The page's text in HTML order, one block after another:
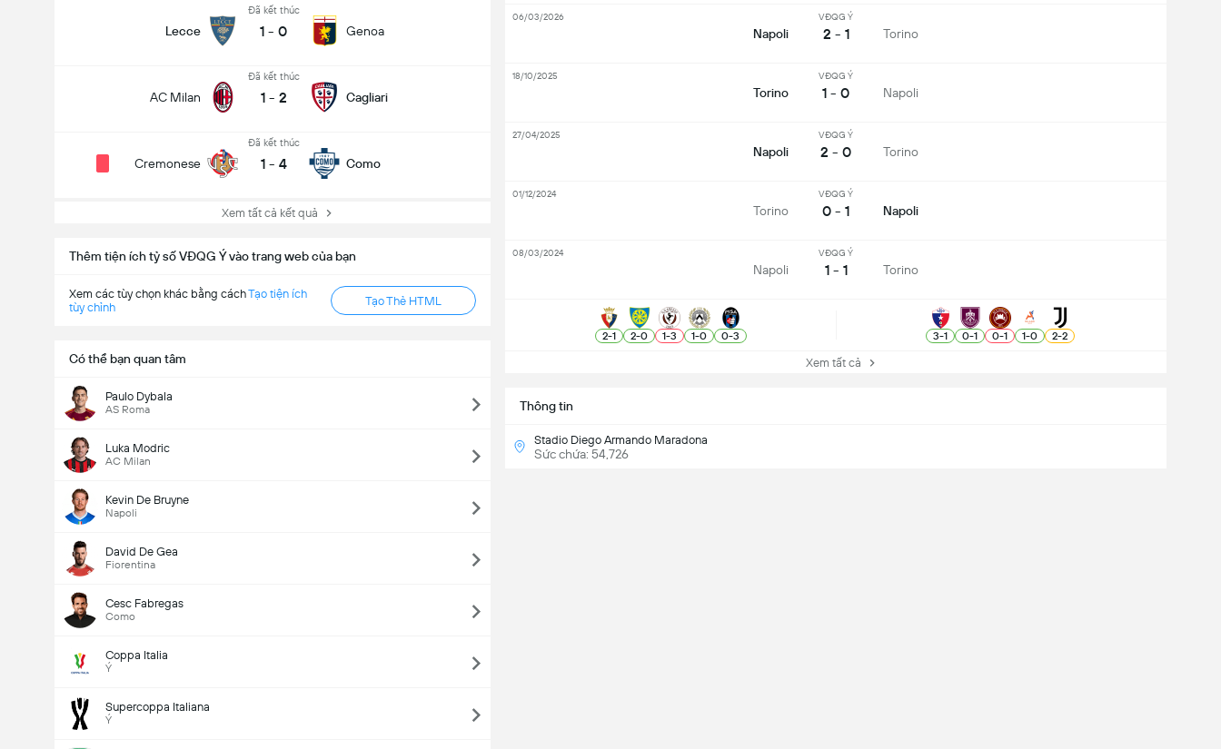
Lecce
Đã kết thúc
1 - 0 Genoa
AC Milan
Đã kết thúc
1 - 2 Cagliari
Cremonese
Đã kết thúc
1 - 4 Como
Xem tất cả kết quả
Thêm tiện ích tỷ số VĐQG Ý vào trang web của bạn
Xem các tùy chọn khác bằng cáchTạo tiện ích
tùy chỉnh
Tạo Thẻ HTML
Có thể bạn quan tâm
Paulo Dybala
AS Roma
Luka Modric
AC Milan
Kevin De Bruyne
Napoli
David De Gea
Fiorentina
Cesc Fabregas
Como
Coppa Italia
Ý
Supercoppa Italiana
Ý
Thông tin
Stadio Diego Armando Maradona
Sức chứa: 54,726
Napoli
VĐQG Ý
2 - 1 Torino
06/03/2026
Torino
VĐQG Ý
1 - 0 Napoli
18/10/2025
Napoli
VĐQG Ý
2 - 0 Torino
27/04/2025
Torino
VĐQG Ý
0 - 1 Napoli
01/12/2024
Napoli
VĐQG Ý
1 - 1 Torino
08/03/2024
2-1 2-0 1-3 1-0 0-3 3-1 0-1 0-1 1-0 2-2
Xem tất cả